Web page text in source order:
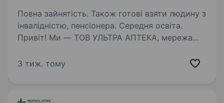
Повна зайнятість. Також готові взяти людину з
інвалідністю, пенсіонера. Середня освіта.
Привіт! Ми — ТОВ УЛЬТРА АПТЕКА, мережа
Запрошуємо приєднатися до нашої дружньої
відпустці чи на…
3 тиж. тому